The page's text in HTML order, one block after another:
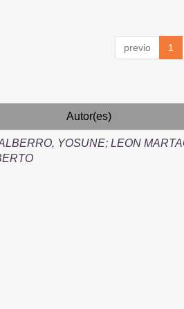
previo 1
Autor(es)
YOSUNE; LEON